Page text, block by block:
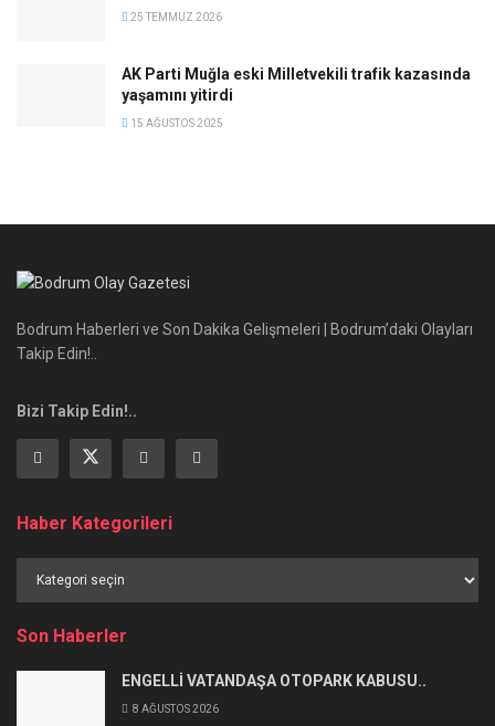
25 TEMMUZ 2026
AK Parti Muğla eski Milletvekili trafik kazasında
yaşamını yitirdi
15 AĞUSTOS 2025
Bodrum Haberleri ve Son Dakika Gelişmeleri | Bodrum’daki Olayları
Takip Edin!..
Bizi Takip Edin!..
Haber Kategorileri
Kategorileri
Son Haberler
ENGELLİ VATANDAŞA OTOPARK KABUSU..
8 AĞUSTOS 2026